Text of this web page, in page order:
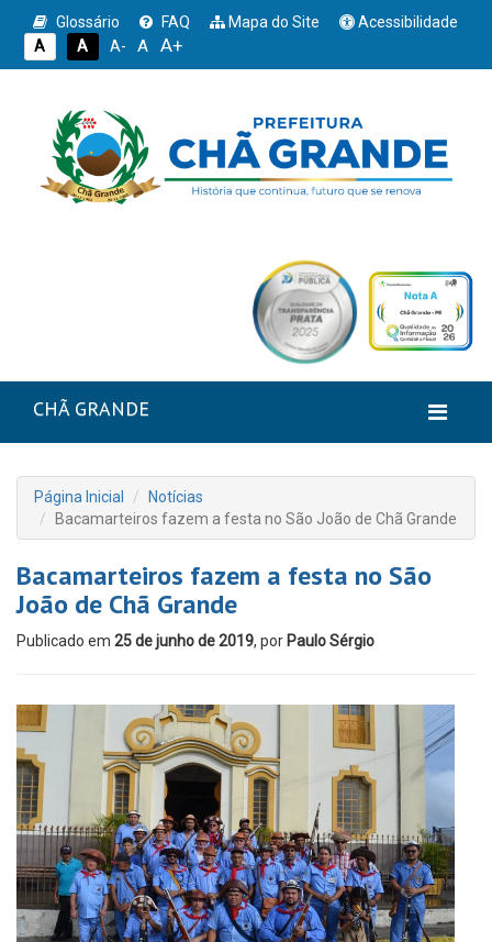
Glossário FAQ Mapa do Site
Acessibilidade
A
A A- A A+
CHÃ GRANDE
Página Inicial
Notícias
Bacamarteiros fazem a festa no São João de Chã Grande
Bacamarteiros fazem a festa no São
João de Chã Grande
Publicado em 25 de junho de 2019, por Paulo Sérgio